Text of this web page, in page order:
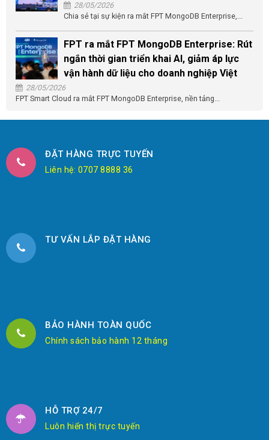
28/05/2026
Chia sẻ tại sự kiện ra mắt FPT MongoDB Enterprise,...
FPT ra mắt FPT MongoDB Enterprise: Rút
ngắn thời gian triển khai AI, giảm áp lực
vận hành dữ liệu cho doanh nghiệp Việt
28/05/2026
FPT Smart Cloud ra mắt FPT MongoDB Enterprise, nền tảng...
ĐẶT HÀNG TRỰC TUYẾN
Liên hệ: 0707 8888 36
TƯ VẤN LẮP ĐẶT HÀNG
BẢO HÀNH TOÀN QUỐC
Chính sách bảo hành 12 tháng
HỖ TRỢ 24/7
Luôn hiển thị trực tuyến